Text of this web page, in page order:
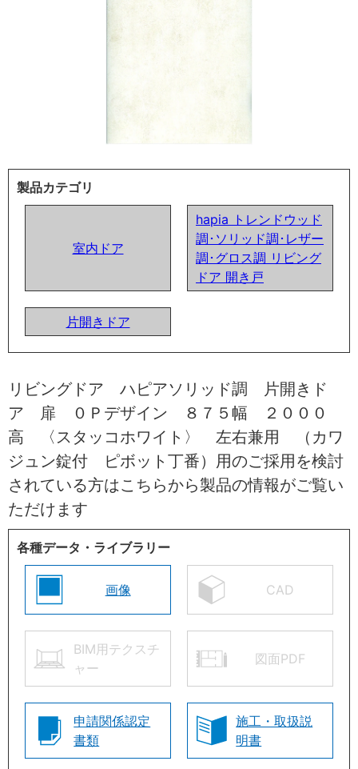
製品カテゴリ
室内ドア
hapia トレンドウッド
調･ソリッド調･レザー
調･グロス調 リビング
ドア 開き戸
片開きドア
リビングドア ハピアソリッド調 片開きド
ア 扉 ０Ｐデザイン ８７５幅 ２０００
高 〈スタッコホワイト〉 左右兼用 （カワ
ジュン錠付 ピボット丁番）用のご採用を検討
されている方はこちらから製品の情報がご覧い
ただけます
各種データ・ライブラリー
画像 CAD
BIM用テクスチ
ャー
図面PDF
申請関係認定
書類
施工・取扱説
明書